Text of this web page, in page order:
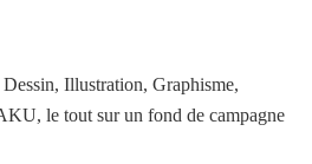
Illustration, Graphisme,
le tout sur un fond de campagne